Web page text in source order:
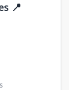
📍